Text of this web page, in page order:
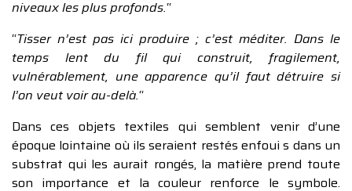
niveaux les plus profonds.“
“Tisser n’est pas ici produire ; c’est méditer. Dans le
temps lent du fil qui construit, fragilement,
vulnérablement, une apparence qu’il faut détruire si
l’on veut voir au-delà.“
Dans ces objets textiles qui semblent venir d’une
époque lointaine où ils seraient restés enfoui s dans un
substrat qui les aurait rongés, la matière prend toute
son importance et la couleur renforce le symbole.